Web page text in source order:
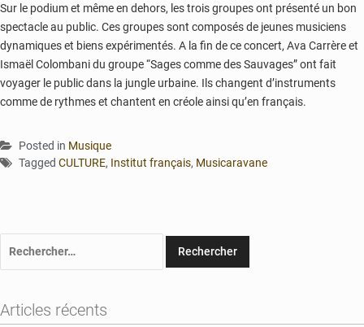
Sur le podium et même en dehors, les trois groupes ont présenté un bon
spectacle au public. Ces groupes sont composés de jeunes musiciens
dynamiques et biens expérimentés. A la fin de ce concert, Ava Carrère et
Ismaël Colombani du groupe “Sages comme des Sauvages” ont fait
voyager le public dans la jungle urbaine. Ils changent d’instruments
comme de rythmes et chantent en créole ainsi qu’en français.
Posted in Musique
Tagged CULTURE, Institut français, Musicaravane
Articles récents